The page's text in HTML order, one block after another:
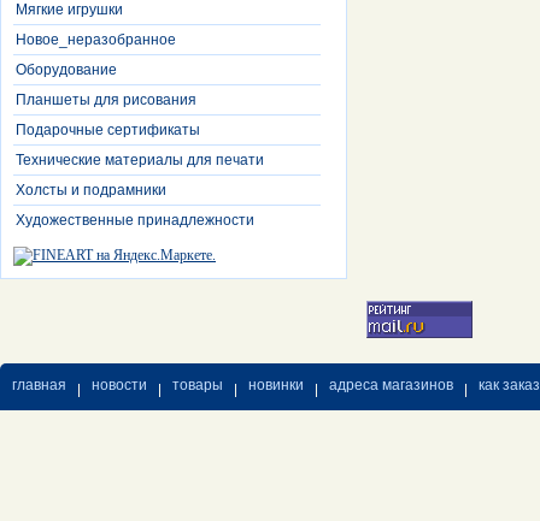
Мягкие игрушки
Новое_неразобранное
Оборудование
Планшеты для рисования
Подарочные сертификаты
Технические материалы для печати
Холсты и подрамники
Художественные принадлежности
главная новости товары новинки адреса магазинов как